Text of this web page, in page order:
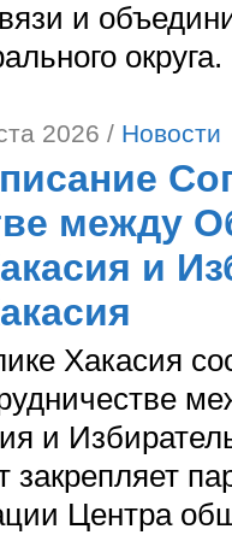
и
округа.
2026 / Новости
между
и
Хакасия
и
закрепляет
Центра